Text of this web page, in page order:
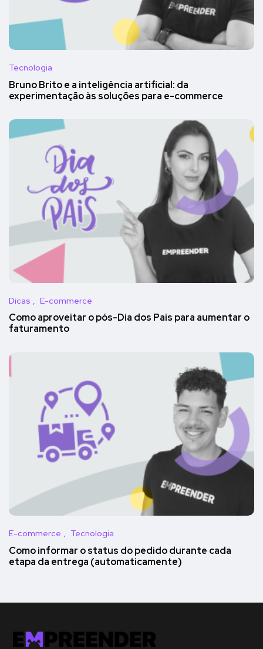
Tecnologia
Bruno Brito e a inteligência artificial: da
experimentação às soluções para e-commerce
Dicas E-commerce
Como aproveitar o pós-Dia dos Pais para aumentar o
faturamento
E-commerce Tecnologia
Como informar o status do pedido durante cada
etapa da entrega (automaticamente)